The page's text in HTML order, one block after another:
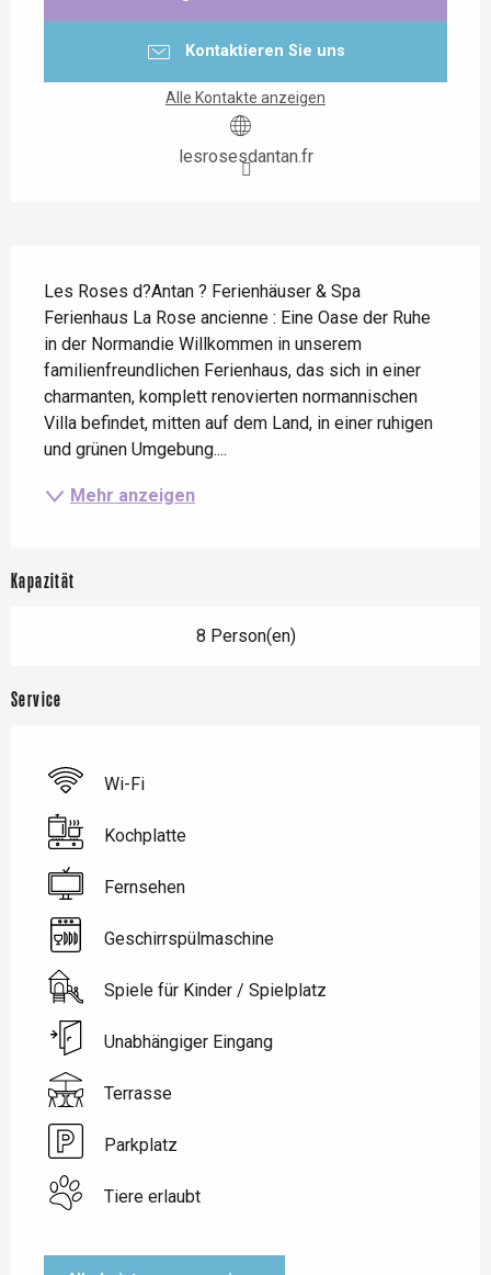
Kontaktieren Sie uns
Alle Kontakte anzeigen
lesrosesdantan.fr
Les Roses d?Antan ? Ferienhäuser & Spa
Ferienhaus La Rose ancienne : Eine Oase der Ruhe
in der Normandie Willkommen in unserem
familienfreundlichen Ferienhaus, das sich in einer
charmanten, komplett renovierten normannischen
Villa befindet, mitten auf dem Land, in einer ruhigen
und grünen Umgebung....
Mehr anzeigen
Kapazität
8 Person(en)
Service
Wi-Fi
Kochplatte
Fernsehen
Geschirrspülmaschine
Spiele für Kinder / Spielplatz
Unabhängiger Eingang
Terrasse
Parkplatz
Tiere erlaubt